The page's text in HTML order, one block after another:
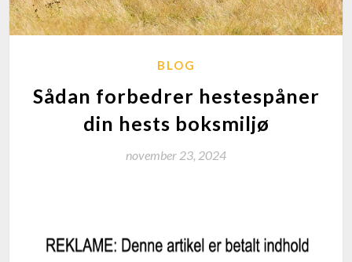
BLOG
Sådan forbedrer hestespåner
din hests boksmiljø
november 23, 2024